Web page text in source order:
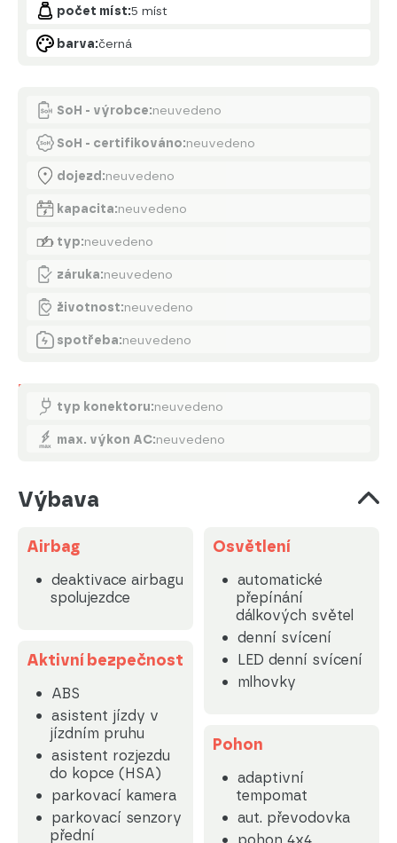
počet míst:5 míst
barva:černá
SoH - výrobce:neuvedeno
SoH - certifikováno:neuvedeno
dojezd:neuvedeno
kapacita:neuvedeno
typ:neuvedeno
záruka:neuvedeno
životnost:neuvedeno
spotřeba:neuvedeno
Nabíjení
typ konektoru:neuvedeno
max. výkon AC:neuvedeno
Výbava
Airbag
deaktivace airbagu
spolujezdce
Aktivní bezpečnost
ABS
asistent jízdy v
jízdním pruhu
asistent rozjezdu
do kopce (HSA)
parkovací kamera
parkovací senzory
přední
Osvětlení
automatické
přepínání
dálkových světel
denní svícení
LED denní svícení
mlhovky
Pohon
adaptivní
tempomat
aut. převodovka